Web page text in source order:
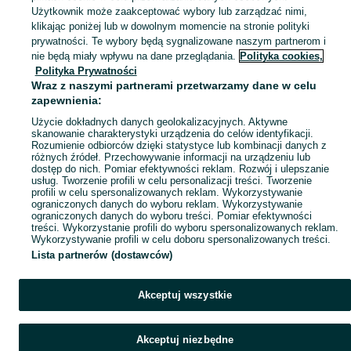
Mapa kategorii
Mapa miejscowości
Mapa ministron
Popularne wyszukiwania
Użytkownik może zaakceptować wybory lub zarządzać nimi,
klikając poniżej lub w dowolnym momencie na stronie polityki
prywatności. Te wybory będą sygnalizowane naszym partnerom i
nie będą miały wpływu na dane przeglądania. Polityka cookies,
Polityka Prywatności
Wraz z naszymi partnerami przetwarzamy dane w celu
zapewnienia:
Użycie dokładnych danych geolokalizacyjnych. Aktywne
skanowanie charakterystyki urządzenia do celów identyfikacji.
Rozumienie odbiorców dzięki statystyce lub kombinacji danych z
różnych źródeł. Przechowywanie informacji na urządzeniu lub
dostęp do nich. Pomiar efektywności reklam. Rozwój i ulepszanie
usług. Tworzenie profili w celu personalizacji treści. Tworzenie
profili w celu spersonalizowanych reklam. Wykorzystywanie
ograniczonych danych do wyboru reklam. Wykorzystywanie
ograniczonych danych do wyboru treści. Pomiar efektywności
treści. Wykorzystanie profili do wyboru spersonalizowanych reklam.
Wykorzystywanie profili w celu doboru spersonalizowanych treści.
Lista partnerów (dostawców)
Akceptuj wszystkie
Akceptuj niezbędne